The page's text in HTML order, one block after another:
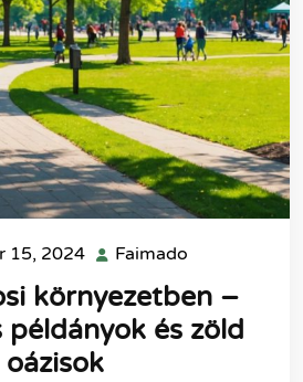
15, 2024 október
2024
Faimado
környezetben –
példányok és zöld
oázisok